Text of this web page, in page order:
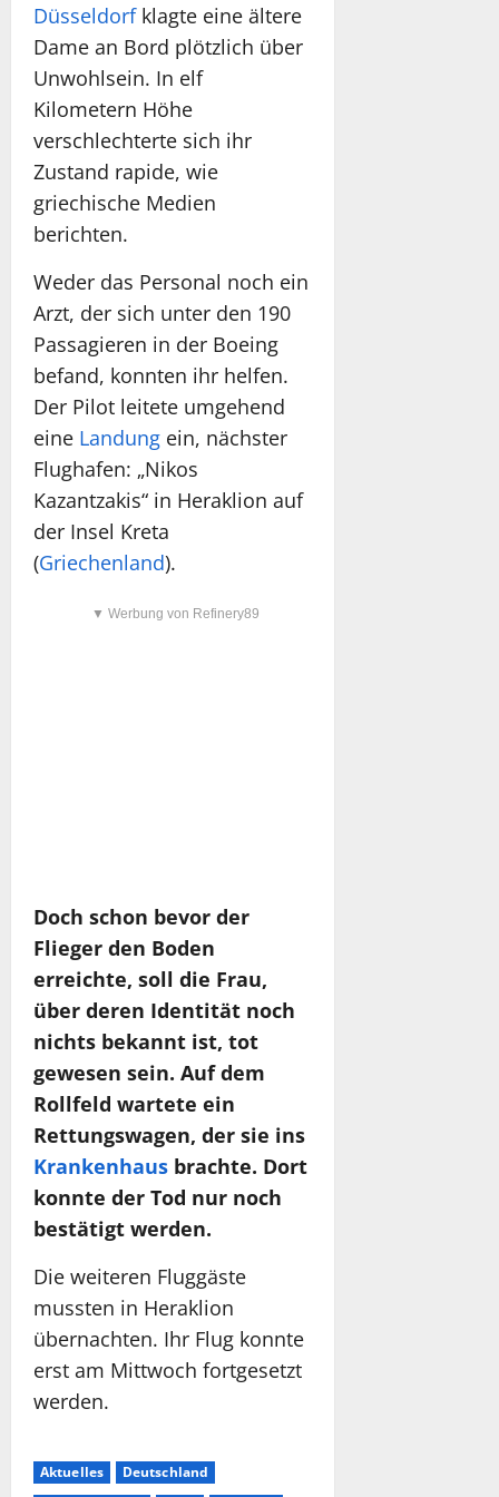
Düsseldorfklagte eine ältere
Dame an Bord plötzlich über
Unwohlsein. In elf
Kilometern Höhe
verschlechterte sich ihr
Zustand rapide, wie
griechische Medien
berichten.
Weder das Personal noch ein
Arzt, der sich unter den 190
Passagieren in der Boeing
befand, konnten ihr helfen.
Der Pilot leitete umgehend
eine Landung ein, nächster
Flughafen: „Nikos
Kazantzakis“ in Heraklion auf
der Insel Kreta
(Griechenland).
▼ Werbung von Refinery89
Doch schon bevor der
Flieger den Boden
erreichte, soll die Frau,
über deren Identität noch
nichts bekannt ist, tot
gewesen sein. Auf dem
Rollfeld wartete ein
Rettungswagen, der sie ins
Krankenhaus brachte. Dort
konnte der Tod nur noch
bestätigt werden.
Die weiteren Fluggäste
mussten in Heraklion
übernachten. Ihr Flug konnte
erst am Mittwoch fortgesetzt
werden.
Aktuelles
Deutschland